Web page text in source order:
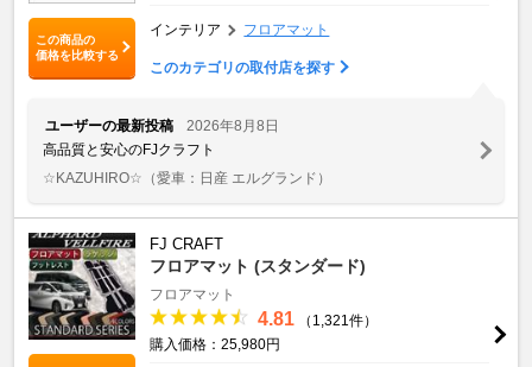
この商品の
価格を比較する
インテリア フロアマット
このカテゴリの取付店を探す
ユーザーの最新投稿
2026年8月8日
高品質と安心のFJクラフト
☆KAZUHIRO☆ （愛車：日産 エルグランド）
FJ CRAFT
フロアマット (スタンダード)
フロアマット
4.81
（1,321件）
購入価格：25,980円